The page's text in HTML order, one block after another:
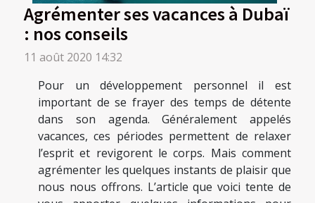
Agrémenter ses vacances à Dubaï
: nos conseils
11 août 2020 14:32
Pour un développement personnel il est
important de se frayer des temps de détente
dans son agenda. Généralement appelés
vacances, ces périodes permettent de relaxer
l’esprit et revigorent le corps. Mais comment
agrémenter les quelques instants de plaisir que
nous nous offrons. L’article que voici tente de